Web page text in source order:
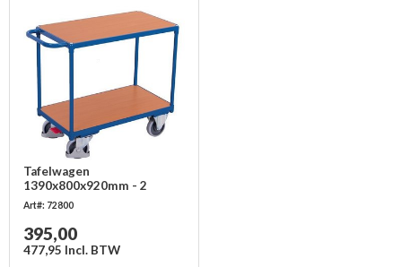
Tafelwagen
1390x800x920mm - 2
laadvlakken - zwaar
Art#: 72800
395,00
477,95 Incl. BTW